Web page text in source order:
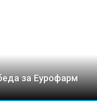
за Еурофарм